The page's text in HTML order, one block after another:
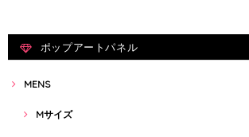
ポップアートパネル
MENS
Mサイズ